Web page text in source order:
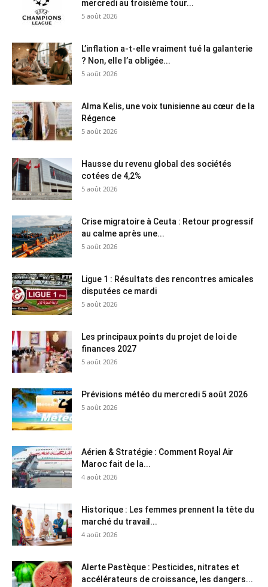
mercredi au troisième tour...
5 août 2026
L’inflation a-t-elle vraiment tué la galanterie
? Non, elle l’a obligée...
5 août 2026
Alma Kelis, une voix tunisienne au cœur de la
Régence
5 août 2026
Hausse du revenu global des sociétés
cotées de 4,2%
5 août 2026
Crise migratoire à Ceuta : Retour progressif
au calme après une...
5 août 2026
Ligue 1 : Résultats des rencontres amicales
disputées ce mardi
5 août 2026
Les principaux points du projet de loi de
finances 2027
5 août 2026
Prévisions météo du mercredi 5 août 2026
5 août 2026
Aérien & Stratégie : Comment Royal Air
Maroc fait de la...
4 août 2026
Historique : Les femmes prennent la tête du
marché du travail...
4 août 2026
Alerte Pastèque : Pesticides, nitrates et
accélérateurs de croissance, les dangers...